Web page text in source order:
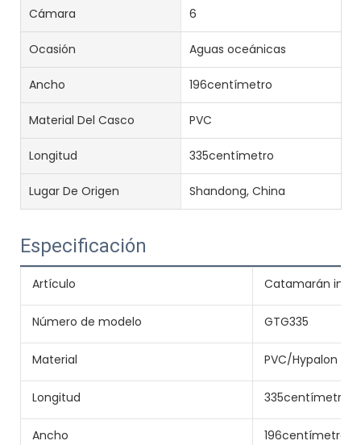
Cámara 6
Ocasión Aguas oceánicas
Ancho 196centímetro
Material Del Casco PVC
Longitud 335centímetro
Lugar De Origen Shandong, China
Especificación
Artículo Catamarán
Número de modelo GTG335
Material PVC/Hypalon
Longitud 335centímetro
Ancho 196centímetro